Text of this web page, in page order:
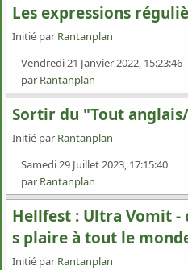
Les expressions
Initié par Rantanplan
Vendredi 21 Janvier 2022, 15:23:46
par Rantanplan
Sortir du "Tout
Initié par Rantanplan
Samedi 29 Juillet 2023, 17:15:40
par Rantanplan
Hellfest : Ultra Vomit -
s plaire à tout le
Initié par Rantanplan